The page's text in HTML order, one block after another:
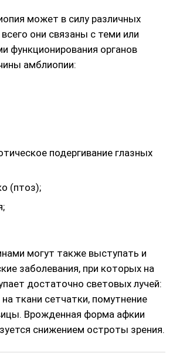
может в силу различных
они связаны с теми или
функционирования органов
амблиопии:
подергивание глазных
(птоз);
могут также выступать и
заболевания, при которых на
достаточно световых лучей:
ткани сетчатки, помутнение
Врожденная форма афкии
снижением остроты зрения.